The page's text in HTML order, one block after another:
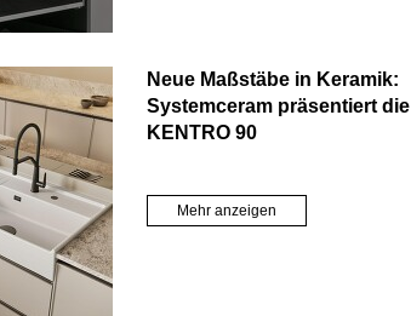
Neue Maßstäbe in Keramik:
Systemceram präsentiert die
KENTRO 90
Mehr anzeigen